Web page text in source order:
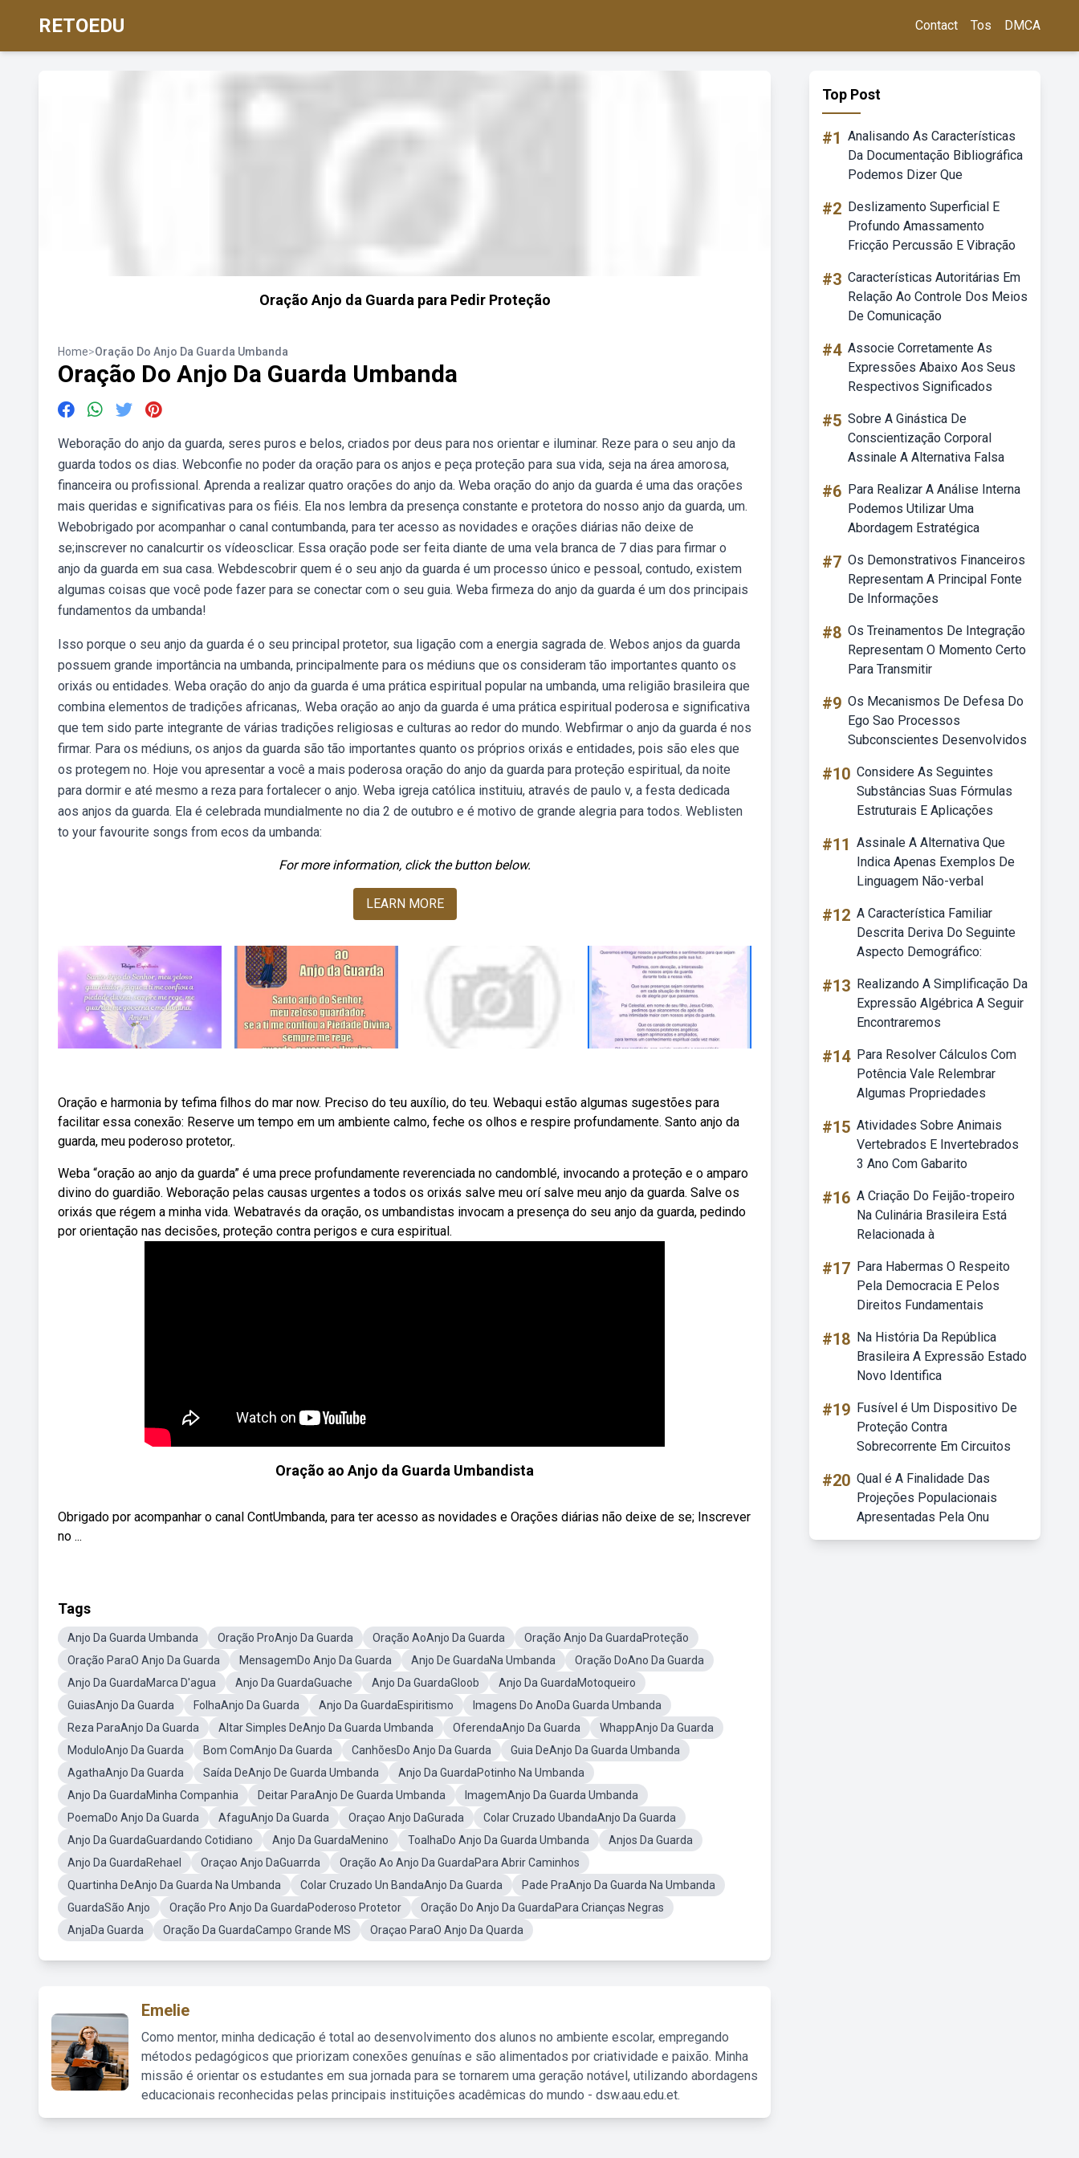
RETOEDU Contact Tos DMCA
Oração Anjo da Guarda para Pedir Proteção
Home>Oração Do Anjo Da Guarda Umbanda
Oração Do Anjo Da Guarda Umbanda
Weboração do anjo da guarda, seres puros e belos, criados por deus para nos orientar e iluminar. Reze para o seu anjo da
guarda todos os dias. Webconfie no poder da oração para os anjos e peça proteção para sua vida, seja na área amorosa,
financeira ou profissional. Aprenda a realizar quatro orações do anjo da. Weba oração do anjo da guarda é uma das orações
mais queridas e significativas para os fiéis. Ela nos lembra da presença constante e protetora do nosso anjo da guarda, um.
Webobrigado por acompanhar o canal contumbanda, para ter acesso as novidades e orações diárias não deixe de
se;inscrever no canalcurtir os vídeosclicar. Essa oração pode ser feita diante de uma vela branca de 7 dias para firmar o
anjo da guarda em sua casa. Webdescobrir quem é o seu anjo da guarda é um processo único e pessoal, contudo, existem
algumas coisas que você pode fazer para se conectar com o seu guia. Weba firmeza do anjo da guarda é um dos principais
fundamentos da umbanda!
Isso porque o seu anjo da guarda é o seu principal protetor, sua ligação com a energia sagrada de. Webos anjos da guarda
possuem grande importância na umbanda, principalmente para os médiuns que os consideram tão importantes quanto os
orixás ou entidades. Weba oração do anjo da guarda é uma prática espiritual popular na umbanda, uma religião brasileira que
combina elementos de tradições africanas,. Weba oração ao anjo da guarda é uma prática espiritual poderosa e significativa
que tem sido parte integrante de várias tradições religiosas e culturas ao redor do mundo. Webfirmar o anjo da guarda é nos
firmar. Para os médiuns, os anjos da guarda são tão importantes quanto os próprios orixás e entidades, pois são eles que
os protegem no. Hoje vou apresentar a você a mais poderosa oração do anjo da guarda para proteção espiritual, da noite
para dormir e até mesmo a reza para fortalecer o anjo. Weba igreja católica instituiu, através de paulo v, a festa dedicada
aos anjos da guarda. Ela é celebrada mundialmente no dia 2 de outubro e é motivo de grande alegria para todos. Weblisten
to your favourite songs from ecos da umbanda:
For more information, click the button below.
LEARN MORE
Oração e harmonia by tefima filhos do mar now. Preciso do teu auxílio, do teu. Webaqui estão algumas sugestões para
facilitar essa conexão: Reserve um tempo em um ambiente calmo, feche os olhos e respire profundamente. Santo anjo da
guarda, meu poderoso protetor,.
Weba “oração ao anjo da guarda” é uma prece profundamente reverenciada no candomblé, invocando a proteção e o amparo
divino do guardião. Weboração pelas causas urgentes a todos os orixás salve meu orí salve meu anjo da guarda. Salve os
orixás que régem a minha vida. Webatravés da oração, os umbandistas invocam a presença do seu anjo da guarda, pedindo
por orientação nas decisões, proteção contra perigos e cura espiritual.
Oração ao Anjo da Guarda Umbandista
Obrigado por acompanhar o canal ContUmbanda, para ter acesso as novidades e Orações diárias não deixe de se; Inscrever
no ...
Tags
Anjo Da Guarda Umbanda Oração ProAnjo Da Guarda Oração AoAnjo Da Guarda
Oração Anjo Da GuardaProteção
Oração ParaO Anjo Da Guarda
MensagemDo Anjo Da Guarda Anjo De GuardaNa Umbanda
Oração DoAno Da Guarda
Anjo Da GuardaMarca D'agua
Anjo Da GuardaGuache Anjo Da GuardaGloob
Anjo Da GuardaMotoqueiro
GuiasAnjo Da Guarda
FolhaAnjo Da Guarda Anjo Da GuardaEspiritismo
Imagens Do AnoDa Guarda Umbanda
Reza ParaAnjo Da Guarda
Altar Simples DeAnjo Da Guarda Umbanda OferendaAnjo Da Guarda
WhappAnjo Da Guarda
ModuloAnjo Da Guarda
Bom ComAnjo Da Guarda CanhõesDo Anjo Da Guarda
Guia DeAnjo Da Guarda Umbanda
AgathaAnjo Da Guarda
Saída DeAnjo De Guarda Umbanda
Anjo Da GuardaPotinho Na Umbanda
Anjo Da GuardaMinha Companhia
Deitar ParaAnjo De Guarda Umbanda
ImagemAnjo Da Guarda Umbanda
PoemaDo Anjo Da Guarda
AfaguAnjo Da Guarda Oraçao Anjo DaGurada
Colar Cruzado UbandaAnjo Da Guarda
Anjo Da GuardaGuardando Cotidiano
Anjo Da GuardaMenino ToalhaDo Anjo Da Guarda Umbanda
Anjos Da Guarda
Anjo Da GuardaRehael
Oraçao Anjo DaGuarrda
Oração Ao Anjo Da GuardaPara Abrir Caminhos
Quartinha DeAnjo Da Guarda Na Umbanda
Colar Cruzado Un BandaAnjo Da Guarda
Pade PraAnjo Da Guarda Na Umbanda
GuardaSão Anjo
Oração Pro Anjo Da GuardaPoderoso Protetor
Oração Do Anjo Da GuardaPara Crianças Negras
AnjaDa Guarda
Oração Da GuardaCampo Grande MS Oraçao ParaO Anjo Da Quarda
Emelie
Como mentor, minha dedicação é total ao desenvolvimento dos alunos no ambiente escolar, empregando
métodos pedagógicos que priorizam conexões genuínas e são alimentados por criatividade e paixão. Minha
missão é orientar os estudantes em sua jornada para se tornarem uma geração notável, utilizando abordagens
educacionais reconhecidas pelas principais instituições acadêmicas do mundo - dsw.aau.edu.et.
Top Post
#1 Analisando As Características
Da Documentação Bibliográfica
Podemos Dizer Que
#2 Deslizamento Superficial E
Profundo Amassamento
Fricção Percussão E Vibração
#3 Características Autoritárias Em
Relação Ao Controle Dos Meios
De Comunicação
#4 Associe Corretamente As
Expressões Abaixo Aos Seus
Respectivos Significados
#5 Sobre A Ginástica De
Conscientização Corporal
Assinale A Alternativa Falsa
#6 Para Realizar A Análise Interna
Podemos Utilizar Uma
Abordagem Estratégica
#7 Os Demonstrativos Financeiros
Representam A Principal Fonte
De Informações
#8 Os Treinamentos De Integração
Representam O Momento Certo
Para Transmitir
#9 Os Mecanismos De Defesa Do
Ego Sao Processos
Subconscientes Desenvolvidos
#10 Considere As Seguintes
Substâncias Suas Fórmulas
Estruturais E Aplicações
#11 Assinale A Alternativa Que
Indica Apenas Exemplos De
Linguagem Não-verbal
#12 A Característica Familiar
Descrita Deriva Do Seguinte
Aspecto Demográfico:
#13 Realizando A Simplificação Da
Expressão Algébrica A Seguir
Encontraremos
#14 Para Resolver Cálculos Com
Potência Vale Relembrar
Algumas Propriedades
#15 Atividades Sobre Animais
Vertebrados E Invertebrados
3 Ano Com Gabarito
#16 A Criação Do Feijão-tropeiro
Na Culinária Brasileira Está
Relacionada à
#17 Para Habermas O Respeito
Pela Democracia E Pelos
Direitos Fundamentais
#18 Na História Da República
Brasileira A Expressão Estado
Novo Identifica
#19 Fusível é Um Dispositivo De
Proteção Contra
Sobrecorrente Em Circuitos
#20 Qual é A Finalidade Das
Projeções Populacionais
Apresentadas Pela Onu